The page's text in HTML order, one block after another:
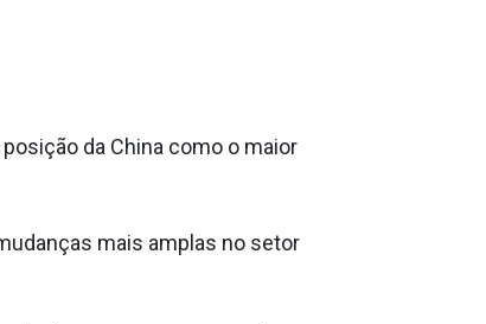
da China como o maior
mais amplas no setor